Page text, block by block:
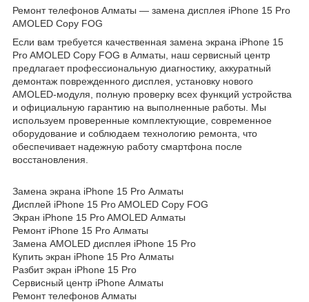
Ремонт телефонов Алматы — замена дисплея iPhone 15 Pro
AMOLED Copy FOG
Если вам требуется качественная замена экрана iPhone 15
Pro AMOLED Copy FOG в Алматы, наш сервисный центр
предлагает профессиональную диагностику, аккуратный
демонтаж поврежденного дисплея, установку нового
AMOLED-модуля, полную проверку всех функций устройства
и официальную гарантию на выполненные работы. Мы
используем проверенные комплектующие, современное
оборудование и соблюдаем технологию ремонта, что
обеспечивает надежную работу смартфона после
восстановления.
Замена экрана iPhone 15 Pro Алматы
Дисплей iPhone 15 Pro AMOLED Copy FOG
Экран iPhone 15 Pro AMOLED Алматы
Ремонт iPhone 15 Pro Алматы
Замена AMOLED дисплея iPhone 15 Pro
Купить экран iPhone 15 Pro Алматы
Разбит экран iPhone 15 Pro
Сервисный центр iPhone Алматы
Ремонт телефонов Алматы